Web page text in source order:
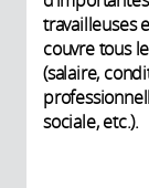
travailleuses
couvre tous
(salaire,
sociale, etc.).